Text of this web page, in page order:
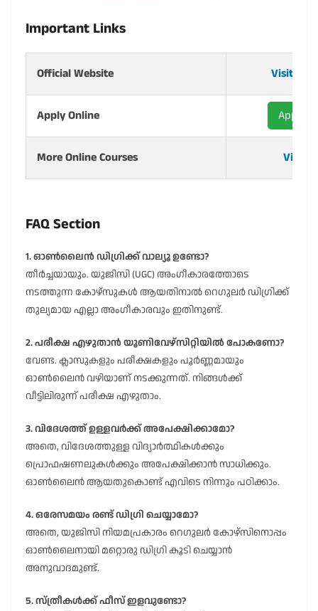
Important Links
Official Website Visit
Apply Online Apply
More Online Courses View
FAQ Section
1. ഓൺലൈൻ ഡിഗ്രിക്ക് വാല്യൂ ഉണ്ടോ?
തീർച്ചയായും. യുജിസി (UGC) അംഗീകാരത്തോടെ
നടത്തുന്ന കോഴ്സുകൾ ആയതിനാൽ റെഗുലർ ഡിഗ്രിക്ക്
തുല്യമായ എല്ലാ അംഗീകാരവും ഇതിനുണ്ട്.
2. പരീക്ഷ എഴുതാൻ യൂണിവേഴ്സിറ്റിയിൽ പോകണോ?
വേണ്ട. ക്ലാസുകളും പരീക്ഷകളും പൂർണ്ണമായും
ഓൺലൈൻ വഴിയാണ് നടക്കുന്നത്. നിങ്ങൾക്ക്
വീട്ടിലിരുന്ന് പരീക്ഷ എഴുതാം.
3. വിദേശത്ത് ഉള്ളവർക്ക് അപേക്ഷിക്കാമോ?
അതെ, വിദേശത്തുള്ള വിദ്യാർത്ഥികൾക്കും
പ്രൊഫഷണലുകൾക്കും അപേക്ഷിക്കാൻ സാധിക്കും.
ഓൺലൈൻ ആയതുകൊണ്ട് എവിടെ നിന്നും പഠിക്കാം.
4. ഒരേസമയം രണ്ട് ഡിഗ്രി ചെയ്യാമോ?
അതെ, യുജിസി നിയമപ്രകാരം റെഗുലർ കോഴ്സിനൊപ്പം
ഓൺലൈനായി മറ്റൊരു ഡിഗ്രി കൂടി ചെയ്യാൻ
അനുവാദമുണ്ട്.
5. സ്ത്രീകൾക്ക് ഫീസ് ഇളവുണ്ടോ?